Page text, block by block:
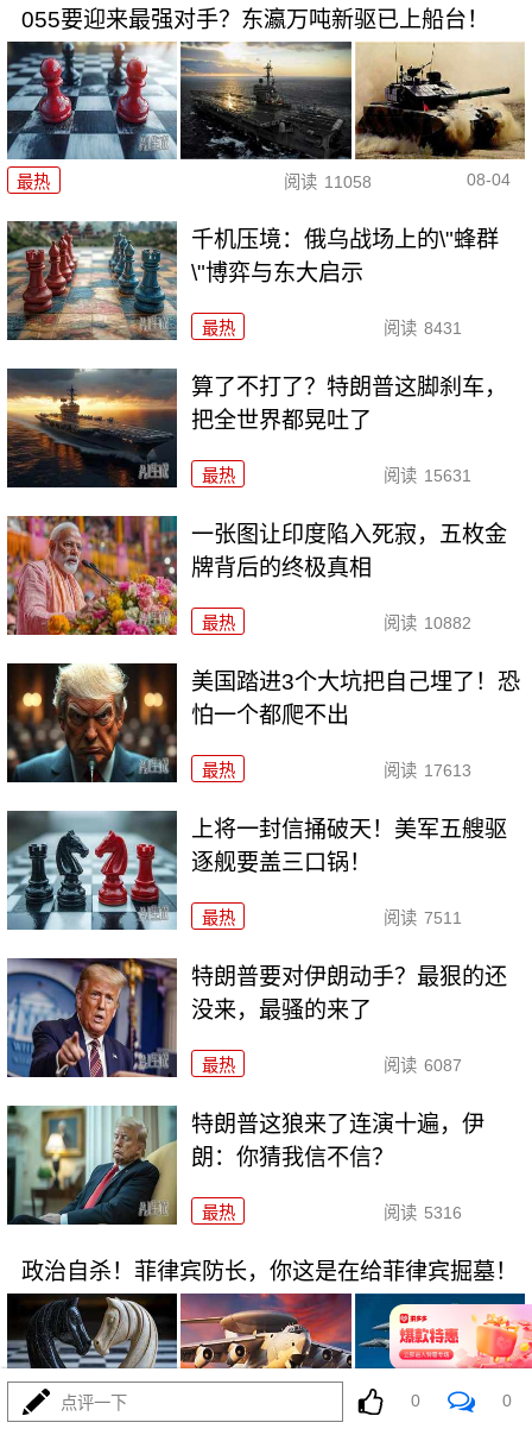
055要迎来最强对手？东瀛万吨新驱已上船台！
最热 阅读 11058 08-04
千机压境：俄乌战场上的\"蜂群
\"博弈与东大启示
最热 阅读 8431
算了不打了？特朗普这脚刹车，
把全世界都晃吐了
最热 阅读 15631
一张图让印度陷入死寂，五枚金
牌背后的终极真相
最热 阅读 10882
美国踏进3个大坑把自己埋了！恐
怕一个都爬不出
最热 阅读 17613
上将一封信捅破天！美军五艘驱
逐舰要盖三口锅！
最热 阅读 7511
特朗普要对伊朗动手？最狠的还
没来，最骚的来了
最热 阅读 6087
特朗普这狼来了连演十遍，伊
朗：你猜我信不信？
最热 阅读 5316
政治自杀！菲律宾防长，你这是在给菲律宾掘墓！
点评一下 0 0